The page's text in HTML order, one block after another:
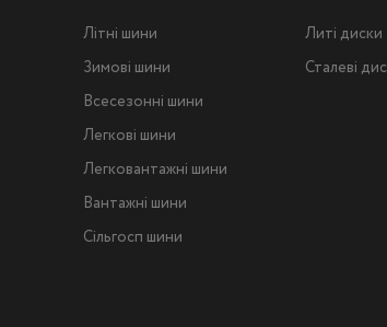
Літні шини
Зимові шини
Всесезонні шини
Легкові шини
Легковантажнi шини
Вантажнi шини
Сільгосп шини
Литі диски
Сталеві